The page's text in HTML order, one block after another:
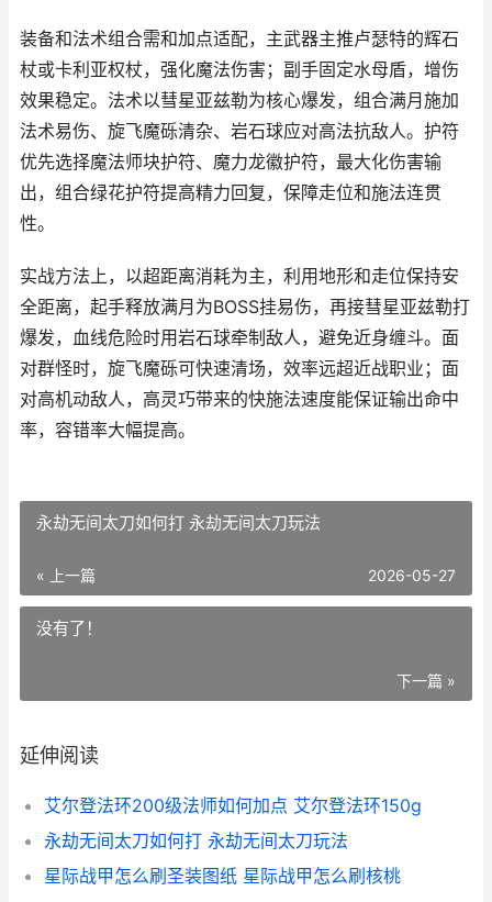
装备和法术组合需和加点适配，主武器主推卢瑟特的辉石
杖或卡利亚权杖，强化魔法伤害；副手固定水母盾，增伤
效果稳定。法术以彗星亚兹勒为核心爆发，组合满月施加
法术易伤、旋飞魔砾清杂、岩石球应对高法抗敌人。护符
优先选择魔法师块护符、魔力龙徽护符，最大化伤害输
出，组合绿花护符提高精力回复，保障走位和施法连贯
性。
实战方法上，以超距离消耗为主，利用地形和走位保持安
全距离，起手释放满月为BOSS挂易伤，再接彗星亚兹勒打
爆发，血线危险时用岩石球牵制敌人，避免近身缠斗。面
对群怪时，旋飞魔砾可快速清场，效率远超近战职业；面
对高机动敌人，高灵巧带来的快施法速度能保证输出命中
率，容错率大幅提高。
永劫无间太刀如何打 永劫无间太刀玩法
« 上一篇 2026-05-27
没有了！
下一篇 »
延伸阅读
艾尔登法环200级法师如何加点 艾尔登法环150g
永劫无间太刀如何打 永劫无间太刀玩法
星际战甲怎么刷圣装图纸 星际战甲怎么刷核桃